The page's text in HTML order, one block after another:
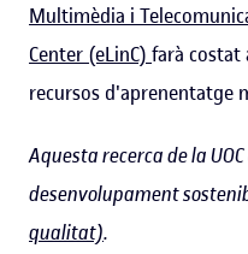
Multimèdia i
Center (eLinC) farà costat
recursos d'aprenentatge
Aquesta recerca de la
desenvolupament
qualitat).